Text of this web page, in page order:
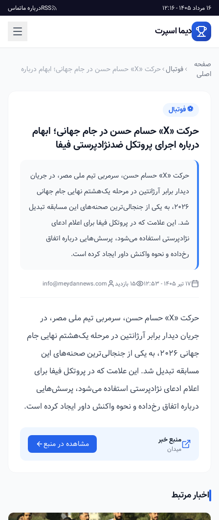
16 مرداد 1405 - 12:16 RSSدرباره ماتماس
دیما اسپرت
صفحه
اصلی
فوتبال
حرکت «X» حسام حسن در جام جهانی؛ ابهام درباره
⚽ فوتبال
حرکت «X» حسام حسن در جام جهانی؛ ابهام
درباره اجرای پروتکل ضدنژادپرستی فیفا
حرکت «X» حسام حسن، سرمربی تیم ملی مصر، در جریان
دیدار برابر آرژانتین در مرحله یک‌هشتم نهایی جام جهانی
۲۰۲۶، به یکی از جنجالی‌ترین صحنه‌های این مسابقه تبدیل
شد. این علامت که در پروتکل فیفا برای اعلام ادعای
نژادپرستی استفاده می‌شود، پرسش‌هایی درباره اتفاق
رخ‌داده و نحوه واکنش داور ایجاد کرده است.
17 تیر 1405 - 12:53 15 بازدید info@meydannews.com
حرکت «X» حسام حسن، سرمربی تیم ملی مصر، در
جریان دیدار برابر آرژانتین در مرحله یک‌هشتم نهایی جام
جهانی ۲۰۲۶، به یکی از جنجالی‌ترین صحنه‌های این
مسابقه تبدیل شد. این علامت که در پروتکل فیفا برای
اعلام ادعای نژادپرستی استفاده می‌شود، پرسش‌هایی
درباره اتفاق رخ‌داده و نحوه واکنش داور ایجاد کرده است.
منبع خبر
میدان مشاهده در منبع
اخبار مرتبط